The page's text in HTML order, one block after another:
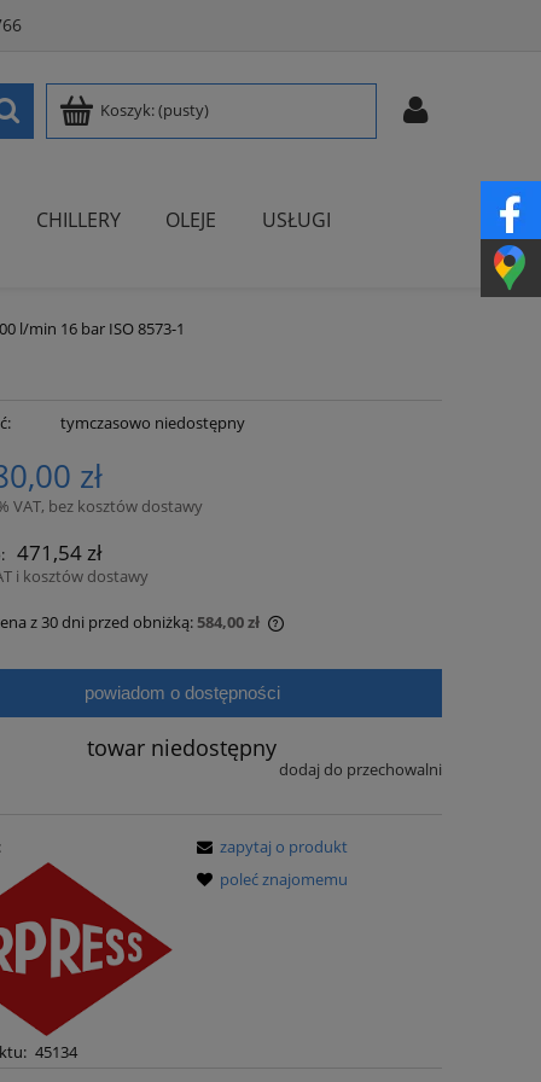
Koszyk:(pusty)
CHILLERY OLEJE
USŁUGI
l/min 16 bar ISO 8573-1
tymczasowo niedostępny
zł
VAT, bez kosztów dostawy
471,54 zł
i kosztów dostawy
z 30 dni przed obniżką:584,00 zł
jest sprzedawany krócej niż
wyświetlana jest najniższa cena od
kiedy produkt pojawił się w
powiadom o dostępności
towar niedostępny
dodaj do przechowalni
45134
zapytaj o produkt
poleć znajomemu